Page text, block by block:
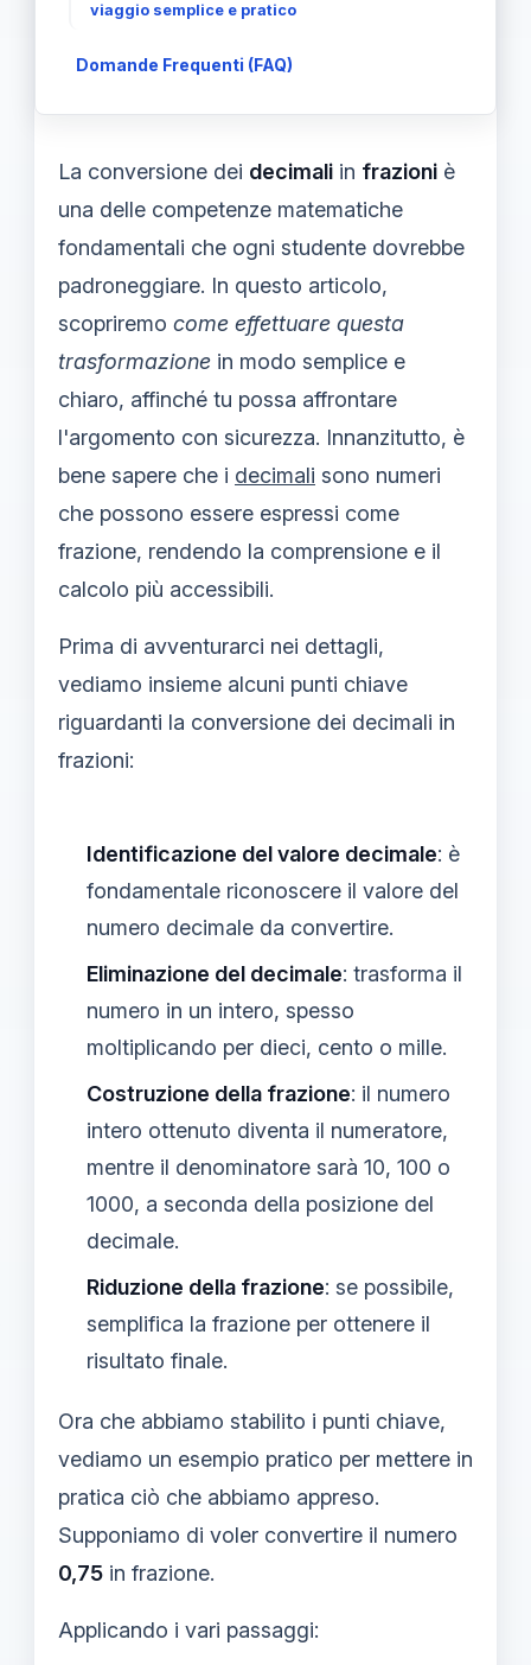
viaggio semplice e pratico
Domande Frequenti (FAQ)
La conversione dei decimali in frazioni è
una delle competenze matematiche
fondamentali che ogni studente dovrebbe
padroneggiare. In questo articolo,
scopriremo come effettuare questa
trasformazione in modo semplice e
chiaro, affinché tu possa affrontare
l'argomento con sicurezza. Innanzitutto, è
bene sapere che i decimali sono numeri
che possono essere espressi come
frazione, rendendo la comprensione e il
calcolo più accessibili.
Prima di avventurarci nei dettagli,
vediamo insieme alcuni punti chiave
riguardanti la conversione dei decimali in
frazioni:
Identificazione del valore decimale: è
fondamentale riconoscere il valore del
numero decimale da convertire.
Eliminazione del decimale: trasforma il
numero in un intero, spesso
moltiplicando per dieci, cento o mille.
Costruzione della frazione: il numero
intero ottenuto diventa il numeratore,
mentre il denominatore sarà 10, 100 o
1000, a seconda della posizione del
decimale.
Riduzione della frazione: se possibile,
semplifica la frazione per ottenere il
risultato finale.
Ora che abbiamo stabilito i punti chiave,
vediamo un esempio pratico per mettere in
pratica ciò che abbiamo appreso.
Supponiamo di voler convertire il numero
0,75 in frazione.
Applicando i vari passaggi: